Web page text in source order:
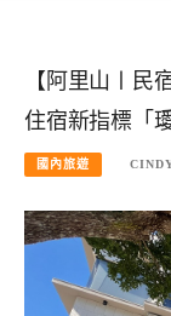
【阿里山〡民
住宿新指標「
國內旅遊